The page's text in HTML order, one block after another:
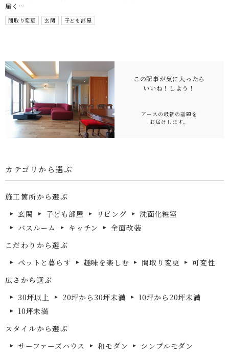
届く…
間取り変更 玄関 子ども部屋
この記事が気に入ったら
いいね！ しよう！
アースの最新の話題を
お届けします。
カテゴリから選ぶ
施工箇所から選ぶ
玄関
子ども部屋 リビング
洗面化粧室
バスルーム
キッチン
全面改装
こだわりから選ぶ
ペットと暮らす
趣味を楽しむ 間取り変更
可変性
広さから選ぶ
30坪以上
20坪から30坪未満
10坪から20坪未満
10坪未満
スタイルから選ぶ
サーファーズハウス
和モダン
シンプルモダン